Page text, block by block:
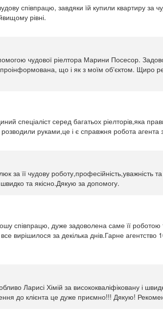
співпрацю, завдяки їй купили квартиру за
рівні.
чудової ріелтора Марини Посесор.
що і як з моїм обʼєктом. Щиро
спеціаліст серед багатьох ріелторів,яка
розводили руками,це і є справжня робота агента
за її чудову роботу,професійність,уважність
швидко та якісно.Дякую за допомогу.
співпрацю, дуже задоволена саме її
вирішилося за декілька днів.Гарне
Ларисі Хімій за висококваліфіковану і
до клієнта це дуже приємно!!! Дякую!